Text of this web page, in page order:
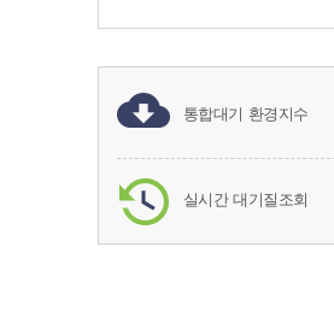
통합대기 환경지수
실시간 대기질조회